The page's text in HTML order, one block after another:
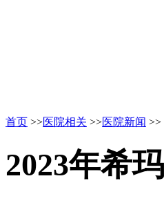
首页 >>医院相关 >>医院新闻 >>
2023年希